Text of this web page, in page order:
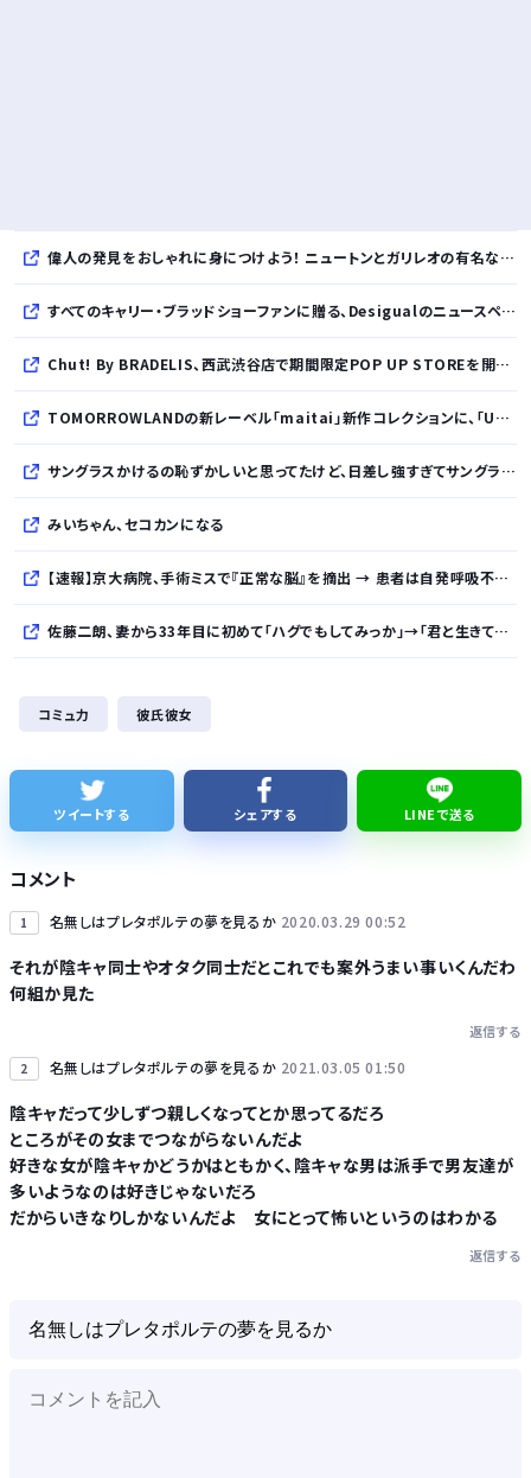
偉人の発見をおしゃれに身につけよう！ ニュートンとガリレオの有名な発見をモチーフにした、クールタッチTシャツ＆トートバッグが発売されました【QurioStore】
すべてのキャリー・ブラッドショーファンに贈る、Desigualのニュースペーパープリントコレクション
Chut! By BRADELIS、西武渋谷店で期間限定POP UP STOREを開催！全商品展開＆新作10%OFFの特別な6日間
TOMORROWLANDの新レーベル「maitai」新作コレクションに、「UNDYED」の素材が採用
サングラスかけるの恥ずかしいと思ってたけど、日差し強すぎてサングラスかけ始めたわ
みいちゃん、セコカンになる
【速報】京大病院、手術ミスで『正常な脳』を摘出 → 患者は自発呼吸不可能な植物状態に
佐藤二朗、妻から33年目に初めて「ハグでもしてみっか」→「君と生きてきて、本当に良かったです」と感激
【悲報】日本人、バカかもしれない。食品消費税減税（8%→1%）に93.2%が賛成してしまう
Powered by livedoor 相互RSS
コミュ力 彼氏彼女
ツイートする シェアする LINEで送る
コメント
1 名無しはプレタポルテの夢を見るか 2020.03.29 00:52
それが陰キャ同士やオタク同士だとこれでも案外うまい事いくんだわ
何組か見た
返信する
2 名無しはプレタポルテの夢を見るか 2021.03.05 01:50
陰キャだって少しずつ親しくなってとか思ってるだろ
ところがその女までつながらないんだよ
好きな女が陰キャかどうかはともかく、陰キャな男は派手で男友達が
多いようなのは好きじゃないだろ
だからいきなりしかないんだよ 女にとって怖いというのはわかる
返信する